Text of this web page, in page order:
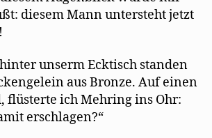
diesem Mann untersteht jetzt
unserm Ecktisch standen
aus Bronze. Auf einen
flüsterte ich Mehring ins Ohr:
erschlagen?“